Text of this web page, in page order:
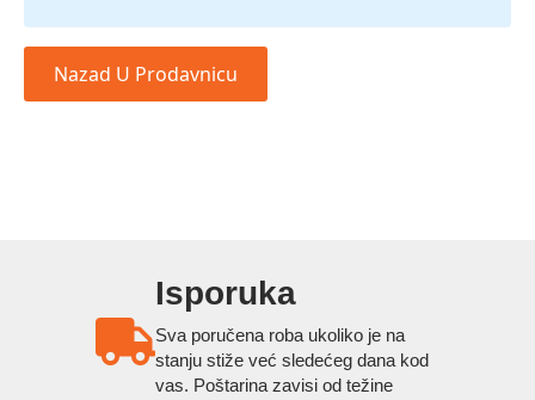
Nazad U Prodavnicu
Isporuka
Sva poručena roba ukoliko je na
stanju stiže već sledećeg dana kod
vas. Poštarina zavisi od težine